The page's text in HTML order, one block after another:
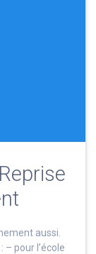
aussi.
pour l’école